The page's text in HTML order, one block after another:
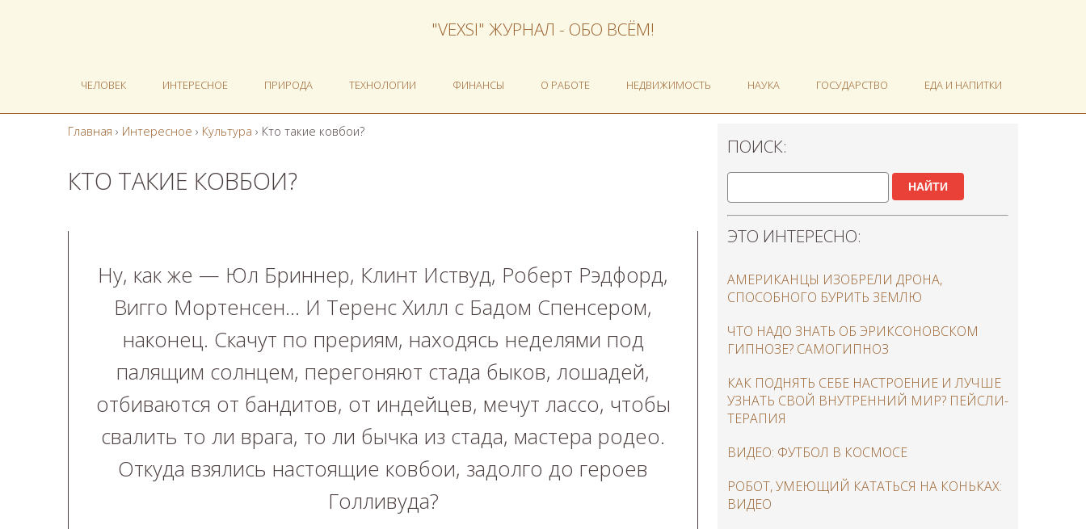
"VEXSI" ЖУРНАЛ - ОБО ВСЁМ!
ЧЕЛОВЕК ИНТЕРЕСНОЕ ПРИРОДА ТЕХНОЛОГИИ ФИНАНСЫ О РАБОТЕ НЕДВИЖИМОСТЬ НАУКА ГОСУДАРСТВО ЕДА И НАПИТКИ
Главная › Интересное › Культура › Кто такие ковбои?
КТО ТАКИЕ КОВБОИ?
Ну, как же — Юл Бриннер, Клинт Иствуд, Роберт Рэдфорд,
Вигго Мортенсен… И Теренс Хилл с Бадом Спенсером,
наконец. Скачут по прериям, находясь неделями под
палящим солнцем, перегоняют стада быков, лошадей,
отбиваются от бандитов, от индейцев, мечут лассо, чтобы
свалить то ли врага, то ли бычка из стада, мастера родео.
Откуда взялись настоящие ковбои, задолго до героев
Голливуда?
ПОИСК:
НАЙТИ
ЭТО ИНТЕРЕСНО:
АМЕРИКАНЦЫ ИЗОБРЕЛИ ДРОНА,
СПОСОБНОГО БУРИТЬ ЗЕМЛЮ
ЧТО НАДО ЗНАТЬ ОБ ЭРИКСОНОВСКОМ
ГИПНОЗЕ? САМОГИПНОЗ
КАК ПОДНЯТЬ СЕБЕ НАСТРОЕНИЕ И ЛУЧШЕ
УЗНАТЬ СВОЙ ВНУТРЕННИЙ МИР? ПЕЙСЛИ-
ТЕРАПИЯ
ВИДЕО: ФУТБОЛ В КОСМОСЕ
РОБОТ, УМЕЮЩИЙ КАТАТЬСЯ НА КОНЬКАХ:
ВИДЕО